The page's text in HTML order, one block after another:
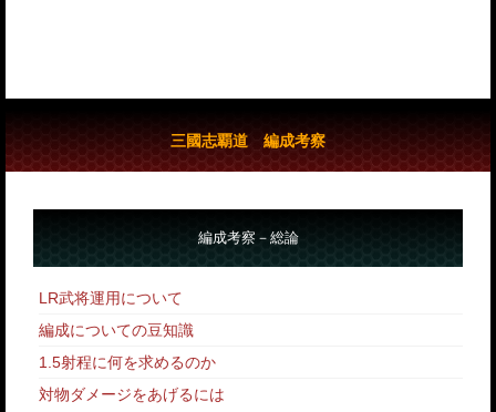
三國志覇道 編成考察
編成考察－総論
LR武将運用について
編成についての豆知識
1.5射程に何を求めるのか
対物ダメージをあげるには